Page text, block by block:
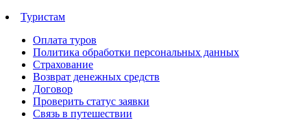
Туристам
Оплата туров
Политика обработки персональных данных
Страхование
Возврат денежных средств
Договор
Проверить статус заявки
Связь в путешествии